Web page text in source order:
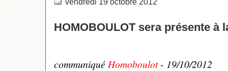
HOMOBOULOT sera présente à
communiqué Homoboulot- 19/10/2012